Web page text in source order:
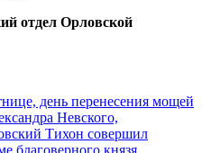
отдел Орловской